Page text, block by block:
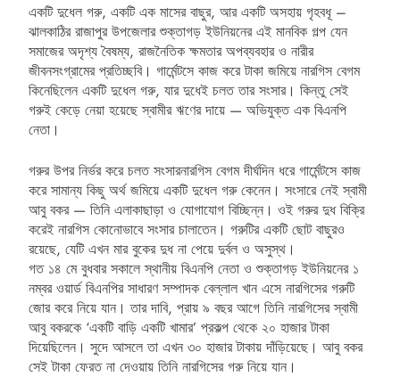
একটি দুধেল গরু, একটি এক মাসের বাছুর, আর একটি অসহায় গৃহবধূ –
ঝালকাঠির রাজাপুর উপজেলার শুক্তাগড় ইউনিয়নের এই মানবিক গল্প যেন
সমাজের অদৃশ্য বৈষম্য, রাজনৈতিক ক্ষমতার অপব্যবহার ও নারীর
জীবনসংগ্রামের প্রতিচ্ছবি। গার্মেন্টসে কাজ করে টাকা জমিয়ে নারগিস বেগম
কিনেছিলেন একটি দুধেল গরু, যার দুধেই চলত তার সংসার। কিন্তু সেই
গরুই কেড়ে নেয়া হয়েছে স্বামীর ঋণের দায়ে — অভিযুক্ত এক বিএনপি
নেতা।
গরুর উপর নির্ভর করে চলত সংসার নারগিস বেগম দীর্ঘদিন ধরে গার্মেন্টসে কাজ
করে সামান্য কিছু অর্থ জমিয়ে একটি দুধেল গরু কেনেন। সংসারে নেই স্বামী
আবু বকর — তিনি এলাকাছাড়া ও যোগাযোগ বিচ্ছিন্ন। ওই গরুর দুধ বিক্রি
করেই নারগিস কোনোভাবে সংসার চালাতেন। গরুটির একটি ছোট বাছুরও
রয়েছে, যেটি এখন মার বুকের দুধ না পেয়ে দুর্বল ও অসুস্থ।
গত ১৪ মে বুধবার সকালে স্থানীয় বিএনপি নেতা ও শুক্তাগড় ইউনিয়নের ১
নম্বর ওয়ার্ড বিএনপির সাধারণ সম্পাদক বেল্লাল খান এসে নারগিসের গরুটি
জোর করে নিয়ে যান। তার দাবি, প্রায় ৯ বছর আগে তিনি নারগিসের স্বামী
আবু বকরকে ‘একটি বাড়ি একটি খামার’ প্রকল্প থেকে ২০ হাজার টাকা
দিয়েছিলেন। সুদে আসলে তা এখন ৩০ হাজার টাকায় দাঁড়িয়েছে। আবু বকর
সেই টাকা ফেরত না দেওয়ায় তিনি নারগিসের গরু নিয়ে যান।